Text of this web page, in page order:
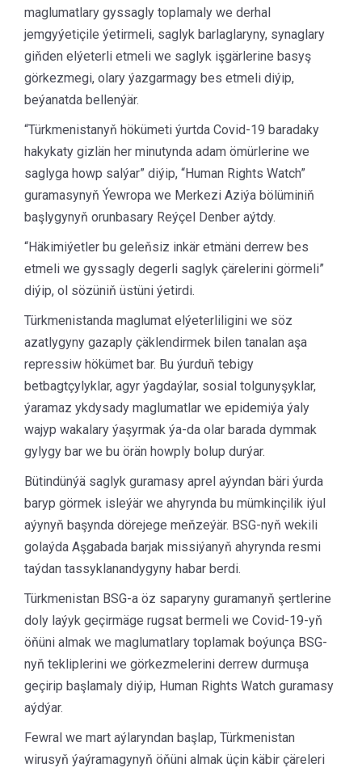
maglumatlary gyssagly toplamaly we derhal
jemgyýetiçile ýetirmeli, saglyk barlaglaryny, synaglary
giňden elýeterli etmeli we saglyk işgärlerine basyş
görkezmegi, olary ýazgarmagy bes etmeli diýip,
beýanatda bellenýär.
“Türkmenistanyň hökümeti ýurtda Covid-19 baradaky
hakykaty gizlän her minutynda adam ömürlerine we
saglyga howp salýar” diýip, “Human Rights Watch”
guramasynyň Ýewropa we Merkezi Aziýa bölüminiň
başlygynyň orunbasary Reýçel Denber aýtdy.
“Häkimiýetler bu geleňsiz inkär etmäni derrew bes
etmeli we gyssagly degerli saglyk çärelerini görmeli”
diýip, ol sözüniň üstüni ýetirdi.
Türkmenistanda maglumat elýeterliligini we söz
azatlygyny gazaply çäklendirmek bilen tanalan aşa
repressiw hökümet bar. Bu ýurduň tebigy
betbagtçylyklar, agyr ýagdaýlar, sosial tolgunyşyklar,
ýaramaz ykdysady maglumatlar we epidemiýa ýaly
wajyp wakalary ýaşyrmak ýa-da olar barada dymmak
gylygy bar we bu örän howply bolup durýar.
Bütindünýä saglyk guramasy aprel aýyndan bäri ýurda
baryp görmek isleýär we ahyrynda bu mümkinçilik iýul
aýynyň başynda dörejege meňzeýär. BSG-nyň wekili
golaýda Aşgabada barjak missiýanyň ahyrynda resmi
taýdan tassyklanandygyny habar berdi.
Türkmenistan BSG-a öz saparyny guramanyň şertlerine
doly laýyk geçirmäge rugsat bermeli we Covid-19-yň
öňüni almak we maglumatlary toplamak boýunça BSG-
nyň tekliplerini we görkezmelerini derrew durmuşa
geçirip başlamaly diýip, Human Rights Watch guramasy
aýdýar.
Fewral we mart aýlaryndan başlap, Türkmenistan
wirusyň ýaýramagynyň öňüni almak üçin käbir çäreleri